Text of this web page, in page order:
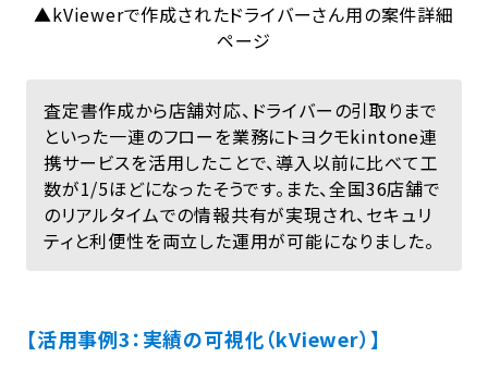
▲kViewerで作成されたドライバーさん用の案件詳細
ページ
査定書作成から店舗対応、ドライバーの引取りまで
といった一連のフローを業務にトヨクモkintone連
携サービスを活用したことで、導入以前に比べて工
数が1/5ほどになったそうです。また、全国36店舗で
のリアルタイムでの情報共有が実現され、セキュリ
ティと利便性を両立した運用が可能になりました。
【活用事例3：実績の可視化（kViewer）】